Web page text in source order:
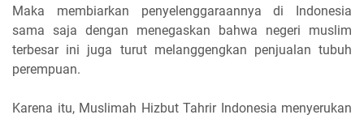
Maka membiarkan penyelenggaraannya di Indonesia
sama saja dengan menegaskan bahwa negeri muslim
terbesar ini juga turut melanggengkan penjualan tubuh
perempuan.
Karena itu, Muslimah Hizbut Tahrir Indonesia menyerukan